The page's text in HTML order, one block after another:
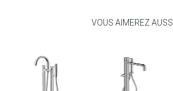
VOUS AIMEREZ AUSSI